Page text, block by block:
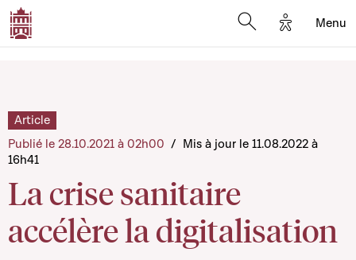
Options
Menu
La crise sanitaire
accélère la digitalisation
Article
Publié le 28.10.2021 à 02h00 / Mis à jour le 11.08.2022 à
16h41